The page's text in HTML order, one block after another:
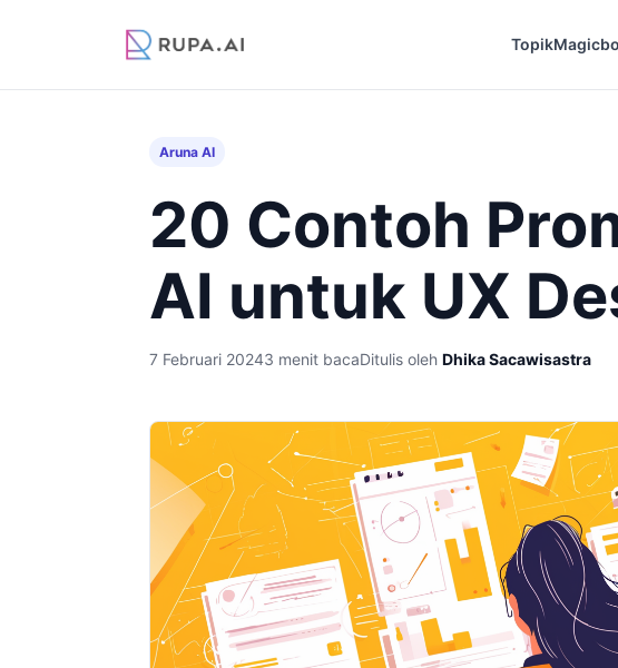
Topik
Aruna AI
20 Contoh
AI untuk UX
7 Februari 20243 menit bacaDitulis oleh Dhika Sacawisastra